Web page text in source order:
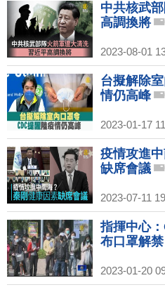
中共核武
高調換將
2023-08-01
台擬解除
情仍高峰
2023-01-17
疫情攻進
缺席會議
2023-07-11
指揮中心
布口罩解禁
2023-01-20